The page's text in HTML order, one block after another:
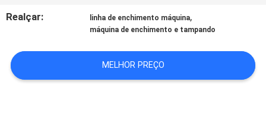
NOTÍCIA
PEÇA
UMAS
Realçar: linha de enchimento máquina,
máquina de enchimento e tampando
MELHOR PREÇO